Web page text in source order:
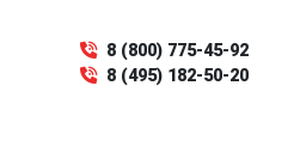
8 (800) 775-45-92
8 (495) 182-50-20